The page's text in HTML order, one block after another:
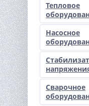
Тепловое
Насосное
Сварочное